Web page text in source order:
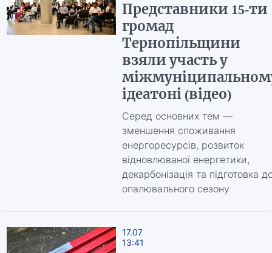
Представники 15-ти
громад
Тернопільщини
взяли участь у
ідеатоні (відео)
Серед основних тем —
зменшення споживання
енергоресурсів, розвиток
відновлюваної енергетики,
декарбонізація та підготовка
опалювального сезону
17.07
13:41